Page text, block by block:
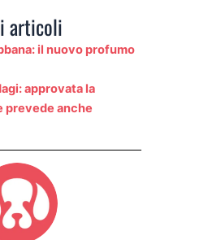
articoli
il nuovo profumo
approvata la
prevede anche